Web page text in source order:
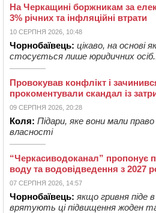
На Черкащині боржникам за
3% річних та інфляційні втрати
10 СЕРПНЯ 2026, 10:48
Чорнобаївець: цікаво, на основі
стосується лише юридичних
Провокував конфлікт і
прокоментували скандал із
09 СЕРПНЯ 2026, 20:28
Коля: Підари, яке вони мали
власності
“Черкасиводоканал” пропонує
воду та водовідведення з 2027
07 СЕРПНЯ 2026, 14:57
Чорнобаївець: якщо гривня піде
врятують ці підвищення жоден